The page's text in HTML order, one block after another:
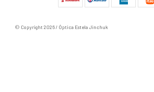
© Copyright 2026 / Óptica Estela Jinchuk